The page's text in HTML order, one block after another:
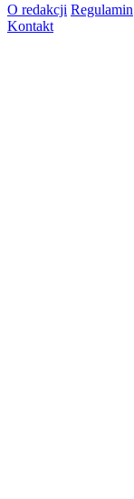
O redakcji Regulamin
Kontakt